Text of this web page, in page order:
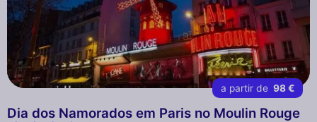
a partir de 98 €
Dia dos Namorados em Paris no Moulin Rouge